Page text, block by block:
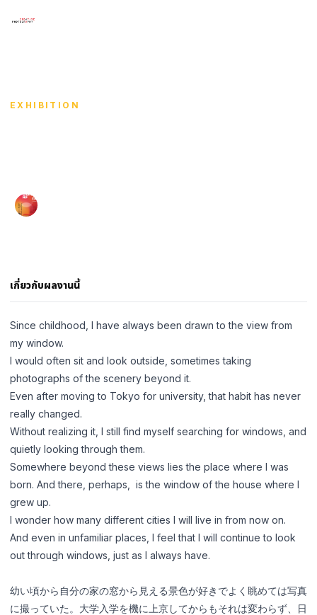
EXHIBITIONS
ภาษา
中文
เข้าสู่ระบบ
สร้าง PORTFOLIO →
EXHIBITION
เกี่ยวกับผลงานนี้
Since childhood, I have always been drawn to the view from
my window.
I would often sit and look outside, sometimes taking
photographs of the scenery beyond it.
Even after moving to Tokyo for university, that habit has never
really changed.
Without realizing it, I still find myself searching for windows, and
quietly looking through them.
Somewhere beyond these views lies the place where I was
born. And there, perhaps, is the window of the house where I
grew up.
I wonder how many different cities I will live in from now on.
And even in unfamiliar places, I feel that I will continue to look
out through windows, just as I always have.
幼い頃から自分の家の窓から見える景色が好きでよく眺めては写真
に撮っていた。大学入学を機に上京してからもそれは変わらず、日